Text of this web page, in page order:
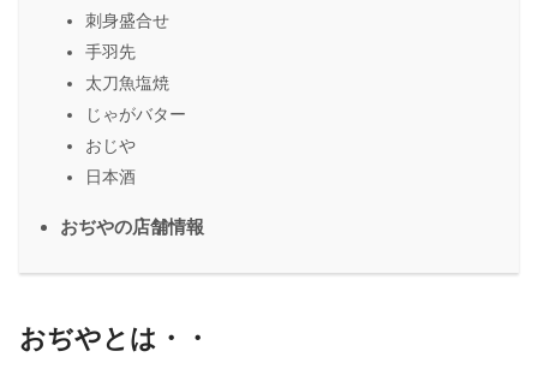
刺身盛合せ
手羽先
太刀魚塩焼
じゃがバター
おじや
日本酒
おぢやの店舗情報
おぢやとは・・